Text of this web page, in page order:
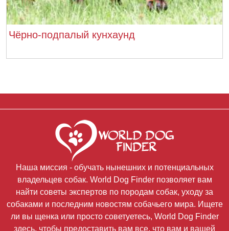
Чёрно-подпалый кунхаунд
Наша миссия - обучать нынешних и потенциальных
владельцев собак. World Dog Finder позволяет вам
найти советы экспертов по породам собак, уходу за
собаками и последним новостям собачьего мира. Ищете
ли вы щенка или просто советуетесь, World Dog Finder
здесь, чтобы предоставить вам все, что вам и вашей